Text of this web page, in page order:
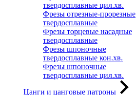
твердосплавные цил.хв.
Фрезы отрезные-прорезные
твердосплавные
Фрезы торцевые насадные
твердосплавные
Фрезы шпоночные
твердосплавные кон.хв.
Фрезы шпоночные
твердосплавные цил.хв.
Цанги и цанговые патроны